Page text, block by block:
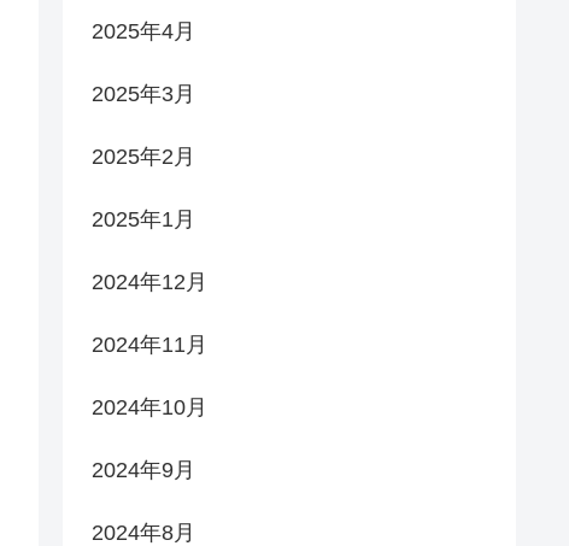
2025年4月
2025年3月
2025年2月
2025年1月
2024年12月
2024年11月
2024年10月
2024年9月
2024年8月